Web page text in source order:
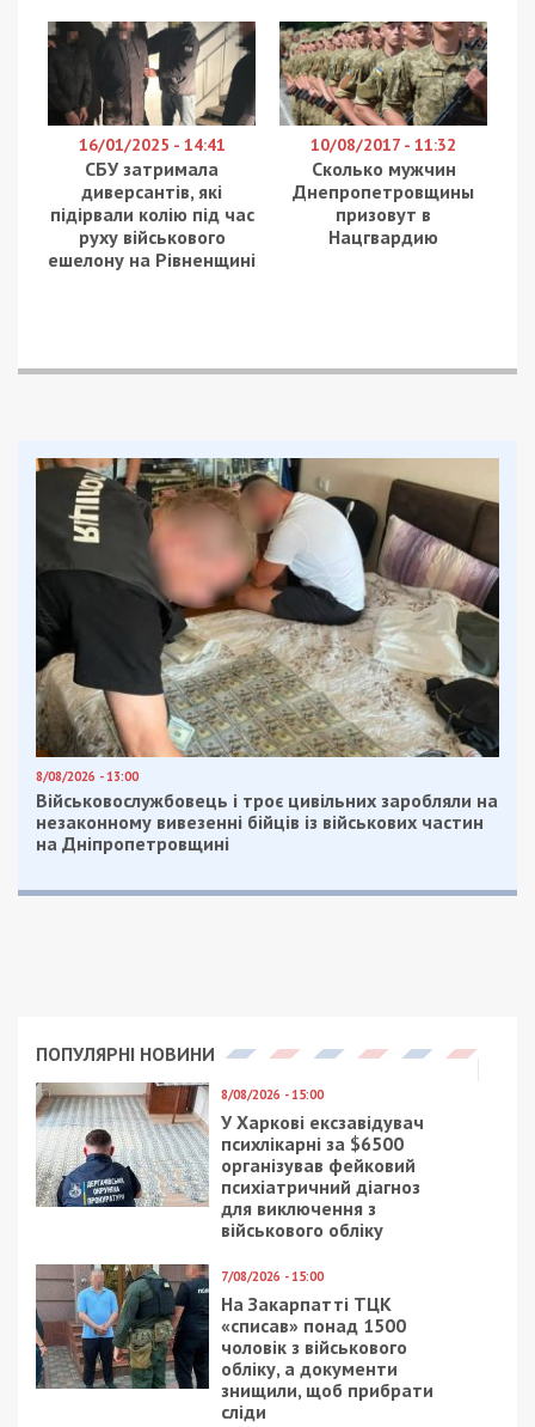
16/01/2025 - 14:41
СБУ затримала
диверсантів, які
підірвали колію під час
руху військового
ешелону на Рівненщині
10/08/2017 - 11:32
Сколько мужчин
Днепропетровщины
призовут в
Нацгвардию
8/08/2026 - 13:00
Військовослужбовець і троє цивільних заробляли на
незаконному вивезенні бійців із військових частин
на Дніпропетровщині
ПОПУЛЯРНІ НОВИНИ
8/08/2026 - 15:00
У Харкові ексзавідувач
психлікарні за $6500
організував фейковий
психіатричний діагноз
для виключення з
військового обліку
7/08/2026 - 15:00
На Закарпатті ТЦК
«списав» понад 1500
чоловік з військового
обліку, а документи
знищили, щоб прибрати
сліди